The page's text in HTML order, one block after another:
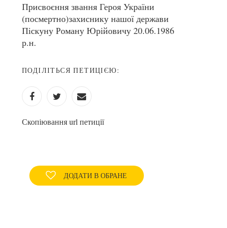
Присвоєння звання Героя України
(посмертно)захиснику нашої держави
Піскуну Роману Юрійовичу 20.06.1986
р.н.
ПОДІЛІТЬСЯ ПЕТИЦІЄЮ:
Скопіювання url петиції
ДОДАТИ В ОБРАНЕ